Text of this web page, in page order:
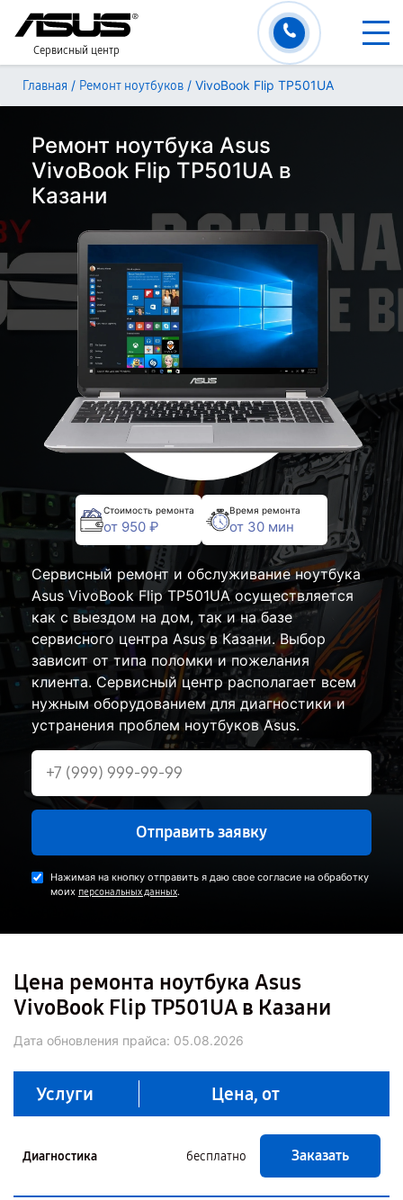
Сервисный центр
Главная / Ремонт ноутбуков / VivoBook Flip TP501UA
Ремонт ноутбука Asus
VivoBook Flip TP501UA в
Казани
Стоимость ремонта
от 950 ₽
Время ремонта
от 30 мин
Сервисный ремонт и обслуживание ноутбука
Asus VivoBook Flip TP501UA осуществляется
как с выездом на дом, так и на базе
сервисного центра Asus в Казани. Выбор
зависит от типа поломки и пожелания
клиента. Сервисный центр располагает всем
нужным оборудованием для диагностики и
устранения проблем ноутбуков Asus.
Отправить заявку
Нажимая на кнопку отправить я даю свое согласие на обработку
моих персональных данных.
Цена ремонта ноутбука Asus
VivoBook Flip TP501UA в Казани
Дата обновления прайса: 05.08.2026
Услуги Цена, от
Диагностика бесплатно Заказать